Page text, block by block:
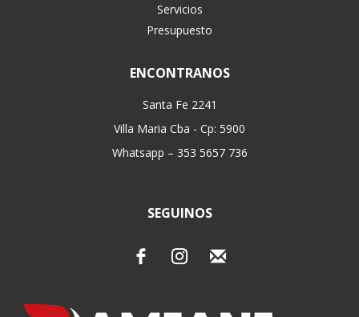
Servicios
Presupuesto
ENCONTRANOS
Santa Fe 2241
Villa Maria Cba - Cp: 5900
Whatsapp – 353 5657 736
SEGUINOS